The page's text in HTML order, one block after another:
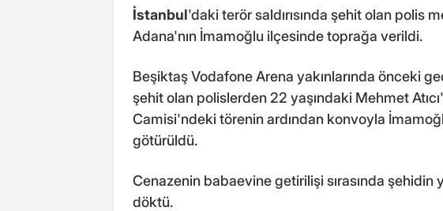
İstanbul'daki terör saldırısında şehit olan polis
Adana'nın İmamoğlu ilçesinde toprağa verildi.
Beşiktaş Vodafone Arena yakınlarında önceki
şehit olan polislerden 22 yaşındaki Mehmet
Camisi'ndeki törenin ardından konvoyla
götürüldü.
Cenazenin babaevine getirilişi sırasında şehidin
döktü.